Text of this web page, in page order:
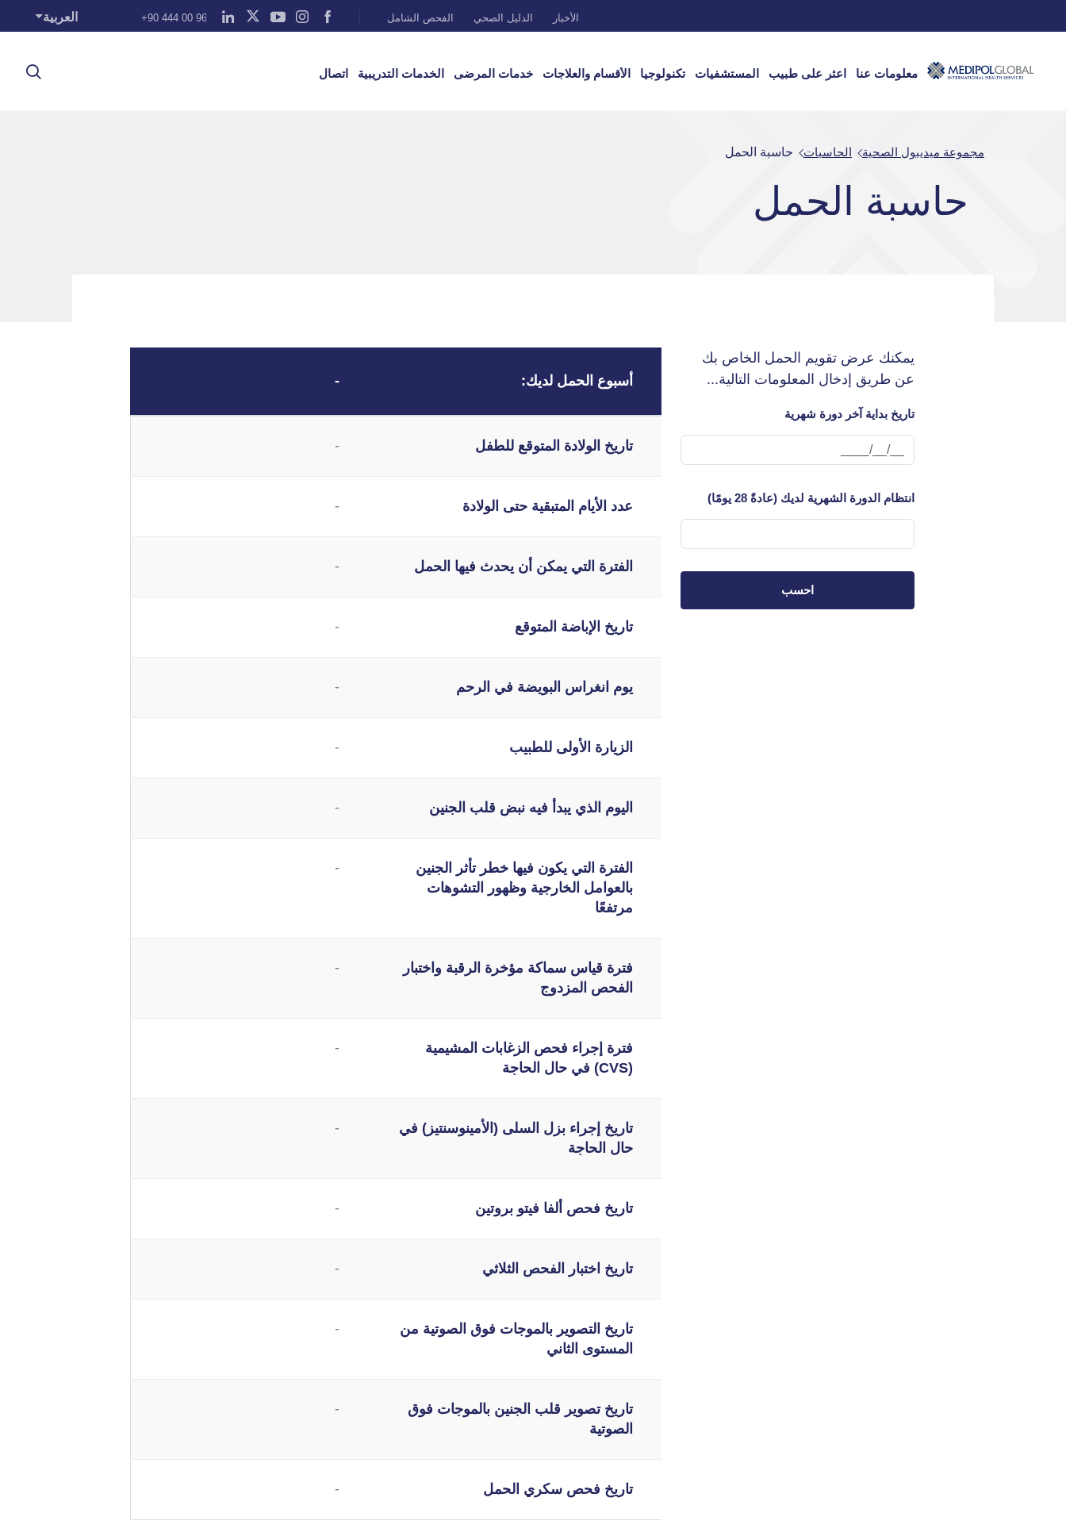
الأخبار الدليل الصحي الفحص الشامل +90 444 00 96 العربية
معلومات عنا اعثر على طبيب المستشفيات تكنولوجيا الأقسام والعلاجات خدمات المرضى الخدمات التدريبية اتصال
مجموعة ميديبول الصحية الحاسبات حاسبة الحمل
حاسبة الحمل
يمكنك عرض تقويم الحمل الخاص بك
عن طريق إدخال المعلومات التالية...
تاريخ بداية آخر دورة شهرية
انتظام الدورة الشهرية لديك (عادةً 28 يومًا)
احسب
أسبوع الحمل لديك: -
تاريخ الولادة المتوقع للطفل -
عدد الأيام المتبقية حتى الولادة -
الفترة التي يمكن أن يحدث فيها الحمل -
تاريخ الإباضة المتوقع -
يوم انغراس البويضة في الرحم -
الزيارة الأولى للطبيب -
اليوم الذي يبدأ فيه نبض قلب الجنين -
الفترة التي يكون فيها خطر تأثر الجنين
بالعوامل الخارجية وظهور التشوهات
مرتفعًا
-
فترة قياس سماكة مؤخرة الرقبة واختبار
الفحص المزدوج
-
فترة إجراء فحص الزغابات المشيمية
(CVS) في حال الحاجة
-
تاريخ إجراء بزل السلى (الأمينوسنتيز) في
حال الحاجة
-
تاريخ فحص ألفا فيتو بروتين -
تاريخ اختبار الفحص الثلاثي -
تاريخ التصوير بالموجات فوق الصوتية من
المستوى الثاني
-
تاريخ تصوير قلب الجنين بالموجات فوق
الصوتية
-
تاريخ فحص سكري الحمل -